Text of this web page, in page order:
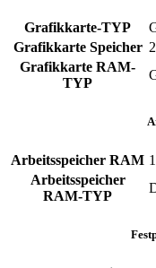
Grafikkarte-TYP
Grafikkarte Speicher
Grafikkarte RAM-
TYP
Arbeitsspeicher RAM
Arbeitsspeicher
RAM-TYP